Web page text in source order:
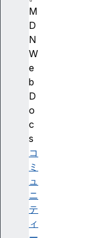
M
D
N
W
e
b
D
o
c
s
コ
ミ
ュ
ニ
テ
ィ